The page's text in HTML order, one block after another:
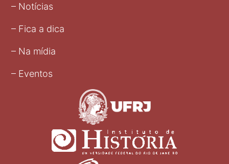
– Notícias
– Fica a dica
– Na mídia
– Eventos